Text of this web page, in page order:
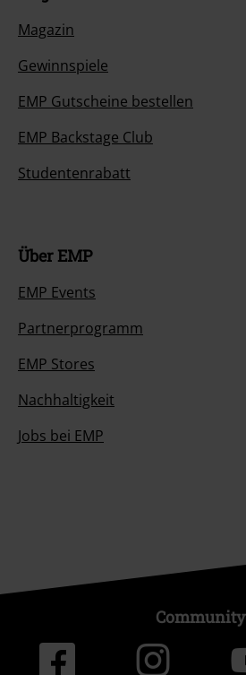
Magazin
Gewinnspiele
EMP Gutscheine bestellen
EMP Backstage Club
Studentenrabatt
Über EMP
EMP Events
Partnerprogramm
EMP Stores
Nachhaltigkeit
Jobs bei EMP
Community